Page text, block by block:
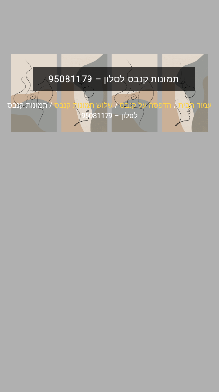
תמונות קנבס לסלון – 95081179
עמוד הבית/ הדפסה על קנבס/שלוש תמונות קנבס/ תמונות קנבס
לסלון – 95081179